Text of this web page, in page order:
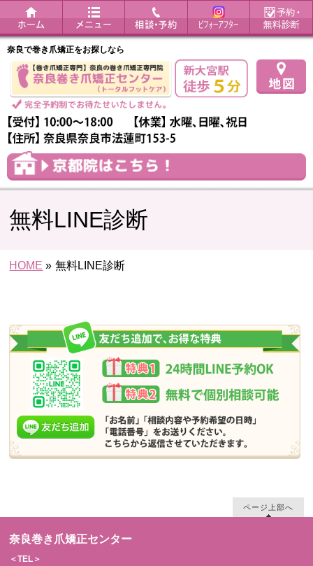
奈良で巻き爪矯正をお探しなら
無料LINE診断
HOME » 無料LINE診断
ページ上部へ
奈良巻き爪矯正センター
＜TEL＞